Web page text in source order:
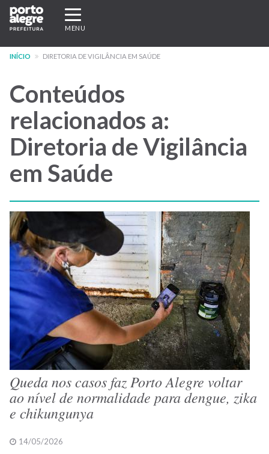
Pular
para
conteúdo
Expandir/recolher
navegação
MENU
INÍCIO DIRETORIA DE VIGILÂNCIA EM SAÚDE
Conteúdos
relacionados a:
Diretoria de Vigilância
em Saúde
Queda nos casos faz Porto Alegre voltar
ao nível de normalidade para dengue, zika
e chikungunya
14/05/2026